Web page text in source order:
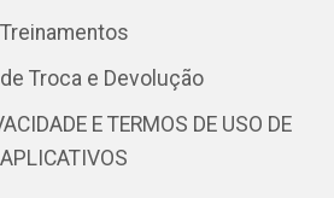
Treinamentos
Troca e Devolução
E TERMOS DE USO DE
APLICATIVOS